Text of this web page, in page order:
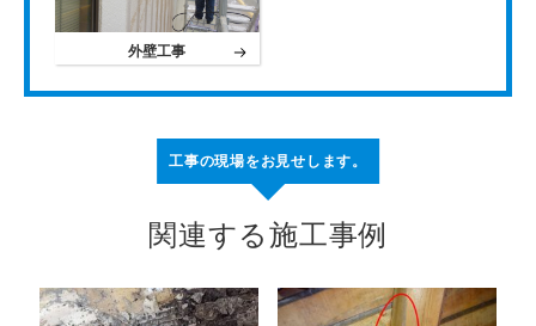
外壁工事
工事の現場をお見せします。
関連する施工事例